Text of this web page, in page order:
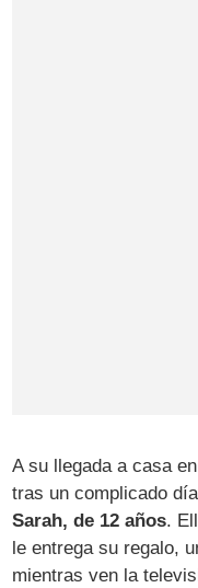
A su llegada a casa
tras un complicado
Sarah, de 12 años.
le entrega su regalo,
mientras ven la